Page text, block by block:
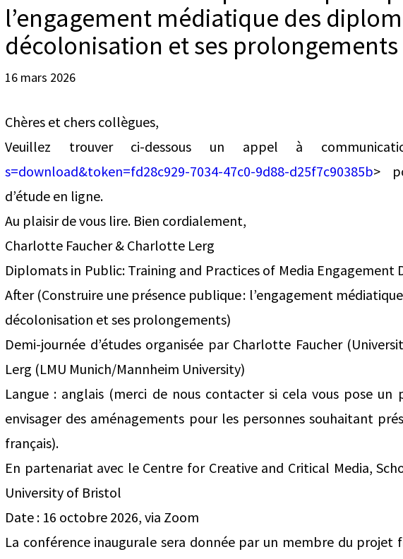
l’engagement médiatique des
décolonisation et ses prolongements
16 mars 2026
Chères et chers collègues,
Veuillez trouver ci-dessous un appel à
s=download&token=fd28c929-7034-47c0-9d88-d25f7c90385b>
d’étude en ligne.
Au plaisir de vous lire. Bien cordialement,
Charlotte Faucher & Charlotte Lerg
Diplomats in Public: Training and Practices of Media Engagement
After (Construire une présence publique : l’engagement
décolonisation et ses prolongements)
Demi-journée d’études organisée par Charlotte Faucher
Lerg (LMU Munich/Mannheim University)
Langue : anglais (merci de nous contacter si cela vous pose un
envisager des aménagements pour les personnes souhaitant
français).
En partenariat avec le Centre for Creative and Critical Media,
University of Bristol
Date : 16 octobre 2026, via Zoom
La conférence inaugurale sera donnée par un membre du projet